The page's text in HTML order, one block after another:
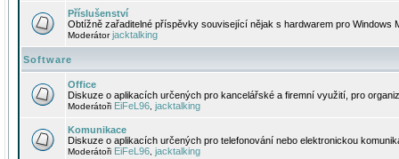
Příslušenství
Obtížně zařaditelné příspěvky související nějak s hardwarem pro Windows
Moderátorjacktalking
Software
Office
Diskuze o aplikacích určených pro kancelářské a firemní využití, pro
Moderátoři EiFeL96 jacktalking
Komunikace
Diskuze o aplikacích určených pro telefonování nebo elektronickou
Moderátoři EiFeL96 jacktalking